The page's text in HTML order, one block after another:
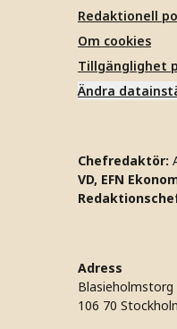
Redaktionell
Om cookies
Tillgänglighet
Ändra
Chefredaktör:
VD, EFN
Adress
Blasieholmstorg
106 70